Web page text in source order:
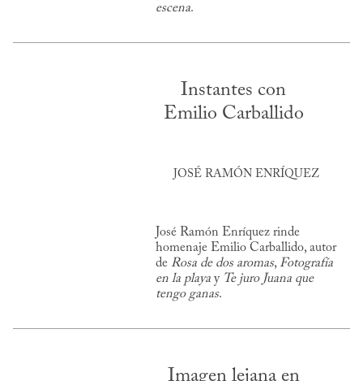
escena.
Instantes con
Emilio Carballido
JOSÉ RAMÓN ENRÍQUEZ
José Ramón Enríquez rinde
homenaje Emilio Carballido, autor
de Rosa de dos aromas, Fotografía
en la playa y Te juro Juana que
tengo ganas.
Imagen lejana en